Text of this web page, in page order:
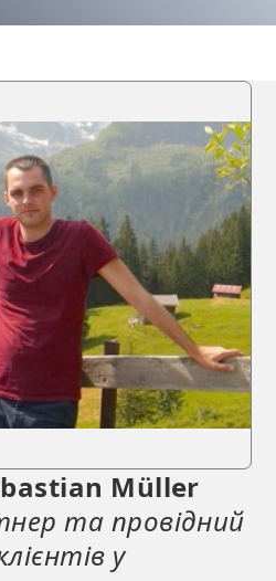
Müller
та провідний
у